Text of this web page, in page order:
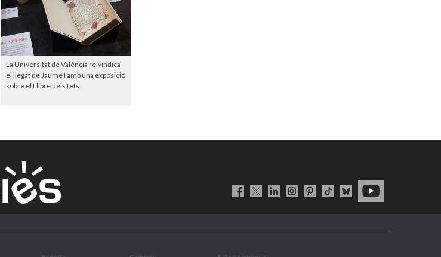
La Universitat de València reivindica
el llegat de Jaume I amb una exposició
sobre el Llibre dels fets